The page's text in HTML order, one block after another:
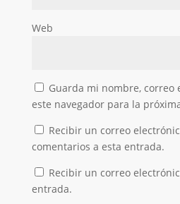
Web
Guarda mi nombre, correo
este navegador para la
Recibir un correo
comentarios a esta entrada.
Recibir un correo
entrada.